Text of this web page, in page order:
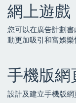
網上遊戲
您可以在廣告計劃
動更加吸引和富娛樂
手機版網
設計及建立手機版網